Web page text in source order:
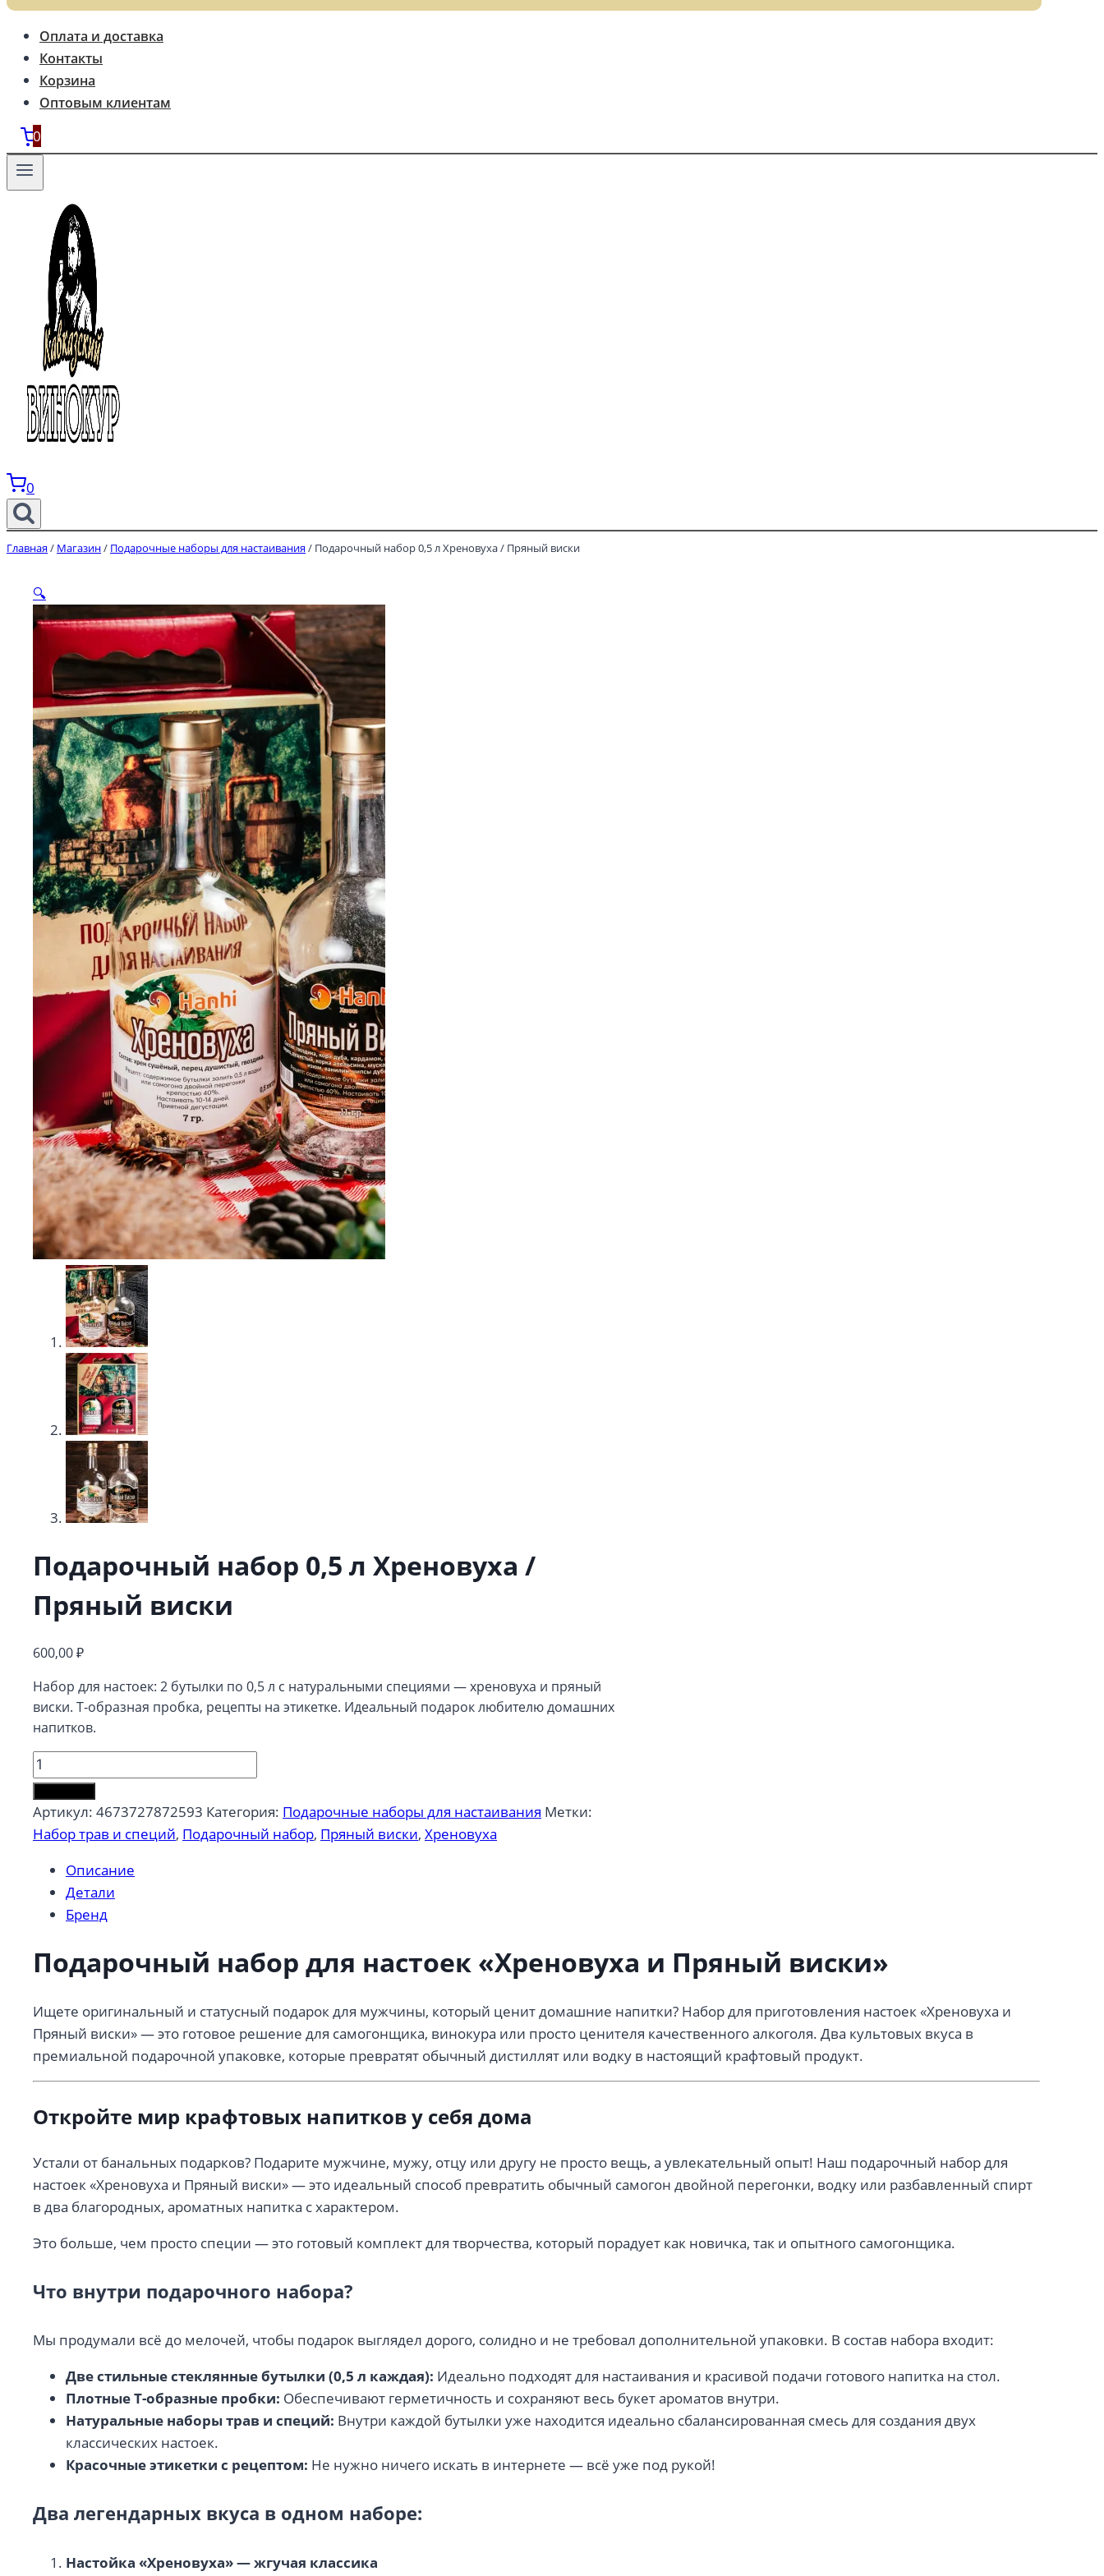
Оплата и доставка
Контакты
Корзина
Оптовым клиентам
0
0
Главная/ Магазин/ Подарочные наборы для настаивания/ Подарочный набор 0,5 л Хреновуха / Пряный виски
🔍
Подарочный набор 0,5 л Хреновуха /
Пряный виски
600,00₽
Набор для настоек: 2 бутылки по 0,5 л с натуральными специями — хреновуха и пряный
виски. Т‑образная пробка, рецепты на этикетке. Идеальный подарок любителю домашних
напитков.
Количество
товара
Подарочный
набор
Хреновуха
виски
Артикул: 4673727872593 Категория: Подарочные наборы для настаивания Метки:
Набор трав и специй, Подарочный набор, Пряный виски, Хреновуха
Описание
Детали
Бренд
Подарочный набор для настоек «Хреновуха и Пряный виски»
Ищете оригинальный и статусный подарок для мужчины, который ценит домашние напитки? Набор для приготовления настоек «Хреновуха и
Пряный виски» — это готовое решение для самогонщика, винокура или просто ценителя качественного алкоголя. Два культовых вкуса в
премиальной подарочной упаковке, которые превратят обычный дистиллят или водку в настоящий крафтовый продукт.
Откройте мир крафтовых напитков у себя дома
Устали от банальных подарков? Подарите мужчине, мужу, отцу или другу не просто вещь, а увлекательный опыт! Наш подарочный набор для
настоек «Хреновуха и Пряный виски» — это идеальный способ превратить обычный самогон двойной перегонки, водку или разбавленный спирт
в два благородных, ароматных напитка с характером.
Это больше, чем просто специи — это готовый комплект для творчества, который порадует как новичка, так и опытного самогонщика.
Что внутри подарочного набора?
Мы продумали всё до мелочей, чтобы подарок выглядел дорого, солидно и не требовал дополнительной упаковки. В состав набора входит:
Две стильные стеклянные бутылки (0,5 л каждая): Идеально подходят для настаивания и красивой подачи готового напитка на стол.
Плотные Т-образные пробки: Обеспечивают герметичность и сохраняют весь букет ароматов внутри.
Натуральные наборы трав и специй: Внутри каждой бутылки уже находится идеально сбалансированная смесь для создания двух
классических настоек.
Красочные этикетки с рецептом: Не нужно ничего искать в интернете — всё уже под рукой!
Два легендарных вкуса в одном наборе:
Настойка «Хреновуха» — жгучая классика